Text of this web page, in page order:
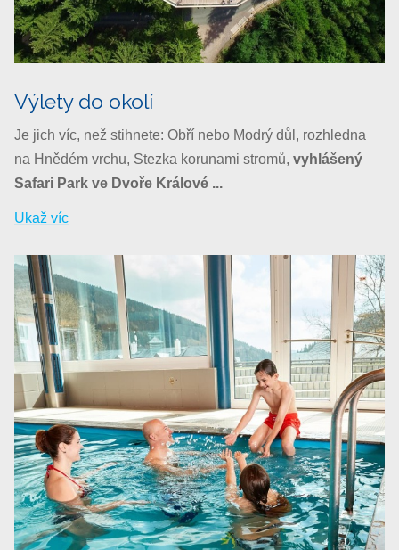
Výlety do okolí
Je jich víc, než stihnete: Obří nebo Modrý důl, rozhledna
na Hnědém vrchu, Stezka korunami stromů, vyhlášený
Safari Park ve Dvoře Králové ...
Ukaž víc